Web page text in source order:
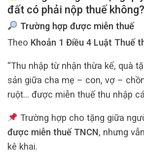
đất có phải nộp thuế không?
Trường hợp được miễn thuế
Theo Khoản 1 Điều 4 Luật Thuế
“Thu nhập từ nhận thừa kế, quà
sản giữa cha mẹ – con, vợ –
ruột… được miễn thuế thu nhập cá
Trường hợp cho tặng giữa
được miễn thuế TNCN, nhưng
kê khai.